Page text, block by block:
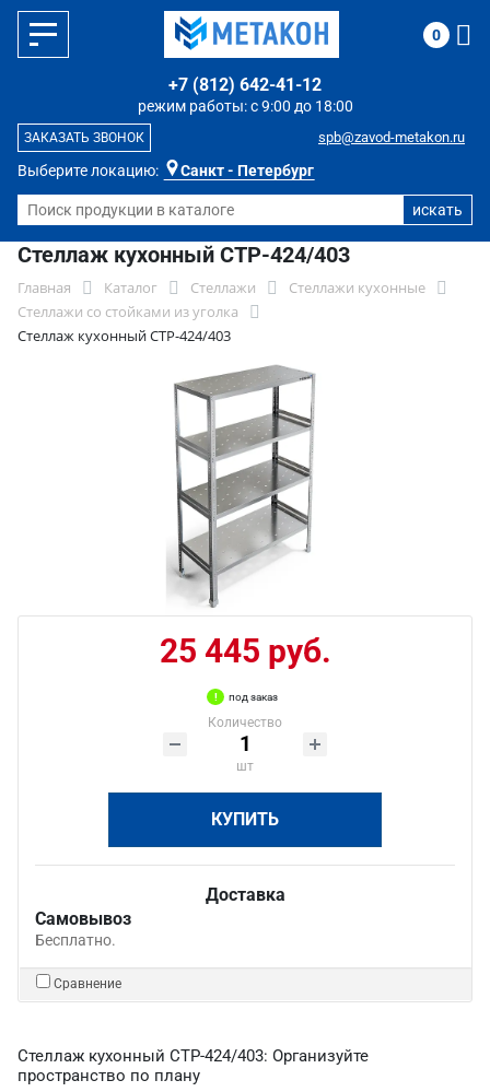
Выберите локацию: Санкт - Петербург
режим работы: с 9:00 до 18:00
+7 (812) 642-41-12
spb@zavod-metakon.ru
ЗАКАЗАТЬ ЗВОНОК
0
Стеллаж кухонный СТР-424/403
Главная Каталог Стеллажи
Стеллажи кухонные
Стеллажи со стойками из уголка
Стеллаж кухонный СТР-424/403
25 445 руб.
под заказ
Количество
шт
КУПИТЬ
Доставка
Самовывоз
Бесплатно.
Сравнение
Стеллаж кухонный СТР-424/403: Организуйте
пространство по плану